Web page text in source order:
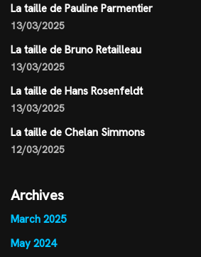
La taille de Pauline Parmentier
13/03/2025
La taille de Bruno Retailleau
13/03/2025
La taille de Hans Rosenfeldt
13/03/2025
La taille de Chelan Simmons
12/03/2025
Archives
March 2025
May 2024